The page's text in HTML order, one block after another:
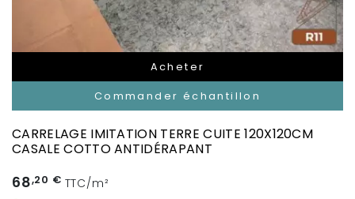
Acheter
Commander échantillon
CARRELAGE IMITATION TERRE CUITE 120X120CM
CASALE COTTO ANTIDÉRAPANT
68,20 € TTC/m²